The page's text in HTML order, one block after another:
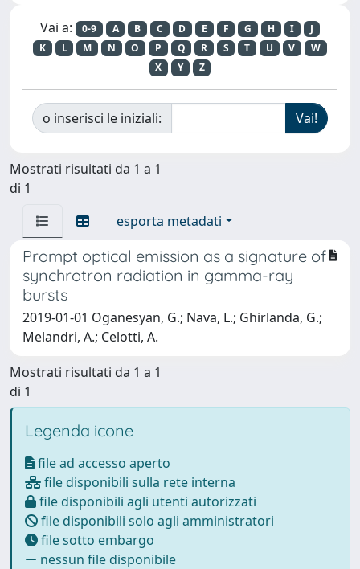
Vai a: 0-9 A B C D E F G H I
J
K
L M N O P Q R S T U V
W
X
Y Z
o inserisci le iniziali:
Mostrati risultati da 1 a 1
di 1
esporta metadati
Prompt optical emission as a signature of
synchrotron radiation in gamma-ray
bursts
2019-01-01 Oganesyan, G.; Nava, L.; Ghirlanda, G.;
Melandri, A.; Celotti, A.
Mostrati risultati da 1 a 1
di 1
Legenda icone
file ad accesso aperto
file disponibili sulla rete interna
file disponibili agli utenti autorizzati
file disponibili solo agli amministratori
file sotto embargo
nessun file disponibile